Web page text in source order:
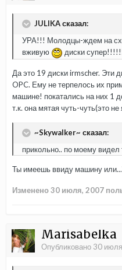
JULIKA сказал:
УРА!!! Молодцы-ждем на
вживую
диски
Да это 19 диски irmscher. Эти
OPC. Ему не терпелось их
машине! покатались на них 1
т.к. она мятая чуть-чуть(это
~Skywalker~ сказал:
прикольно.. по моему видел
Ты имеешь ввиду машину
Изменено30 июля, 2007
Marisabelka
Опубликовано 30